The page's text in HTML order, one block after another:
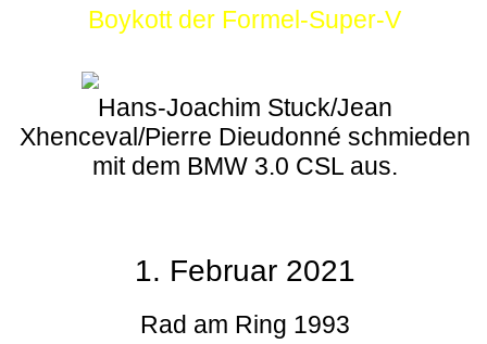
Boykott der Formel-Super-V
Hans-Joachim Stuck/Jean
Xhenceval/Pierre Dieudonné schmieden
mit dem BMW 3.0 CSL aus.
1. Februar 2021
Rad am Ring 1993